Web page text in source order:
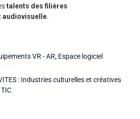
talents des filières
audiovisuelle.
VR - AR, Espace logiciel
: Industries culturelles et créatives